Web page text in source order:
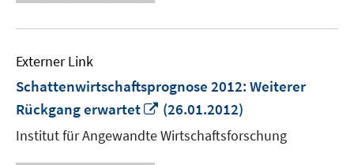
Externer Link
Schattenwirtschaftsprognose 2012: Weiterer
Rückgang erwartet
In
neuem
Fenster
(26.01.2012)
Institut für Angewandte Wirtschaftsforschung